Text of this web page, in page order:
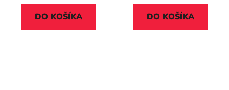
DO KOŠÍKA DO KOŠÍKA